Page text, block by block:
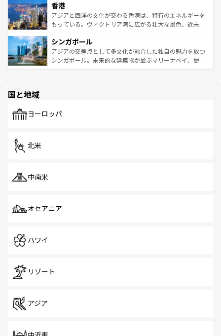
とつ。フォーやバインミー、ベトナムコーヒーなどは、ぜ
ひ現地で味わいたい。どの地域を訪れてもあたたかい人々
が旅行者を迎えてくれるので、きっと忘れられない旅にな
参照してほしい。
の活気が交差している。北部ではチェンマイなどの山岳地
帯で自然と触れ合い、南部ではプーケットやクラビの美し
いビーチでリゾート気分を楽しむことができる。タイ料理
激する。気候は一年中温暖で、どの季節にも異なる楽しみ
が待っている。親しみやすいタイの人々、仏教を中心とし
た文化、そして多様な観光資源が、訪れる旅人を魅了し続
香港
アジアと西洋の文化が交わる香港は、特有のエネルギーを
もっている。ヴィクトリア湾に広がる壮大な景色、近未来
み、どこを訪れても感動するはず。観光スポットが密集し
ており、効率よく見どころを回れるのも魅力。息をのむよ
うな絶景から文化的な体験まで、香港を存分に楽しみ尽く
シンガポール
アジアの交差点として多文化が融合した独自の魅力を放つ
シンガポール。未来的な建築物が並ぶマリーナベイ、歴史
で、ホーカーズは地元の風情を楽しめる外せないスポット
国と地域
ヨーロッパ
北米
中南米
オセアニア
ハワイ
リゾート
アジア